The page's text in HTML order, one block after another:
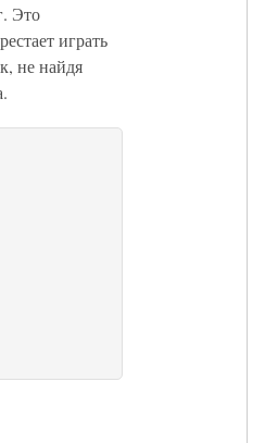
Это
играть
не найдя